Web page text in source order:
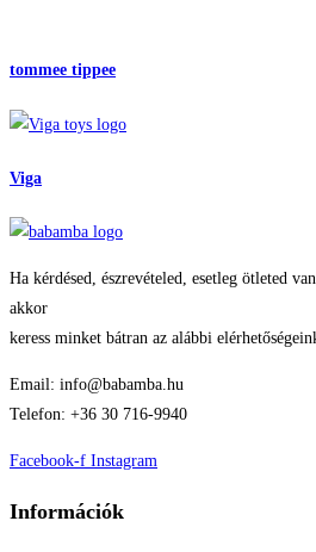
tommee tippee
Viga
Ha kérdésed, észrevételed, esetleg ötleted
akkor
keress minket bátran az alábbi
Email: info@babamba.hu
Telefon: +36 30 716-9940
Facebook-f Instagram
Információk